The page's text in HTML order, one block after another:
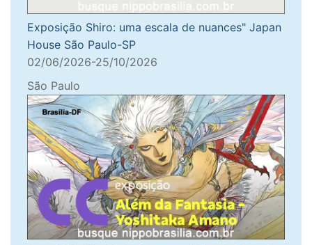
Exposição Shiro: uma escala de nuances" Japan
House São Paulo-SP
02/06/2026-25/10/2026
São Paulo